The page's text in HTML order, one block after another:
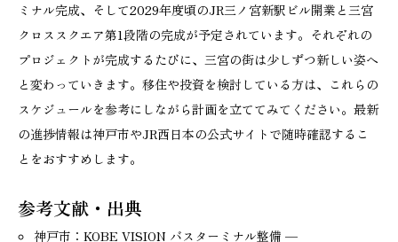
ミナル完成、そして2029年度頃のJR三ノ宮新駅ビル開業と三宮
クロススクエア第1段階の完成が予定されています。それぞれの
プロジェクトが完成するたびに、三宮の街は少しずつ新しい姿へ
と変わっていきます。移住や投資を検討している方は、これらの
スケジュールを参考にしながら計画を立ててみてください。最新
の進捗情報は神戸市やJR西日本の公式サイトで随時確認するこ
とをおすすめします。
参考文献・出典
神戸市：KOBE VISION バスターミナル整備 —